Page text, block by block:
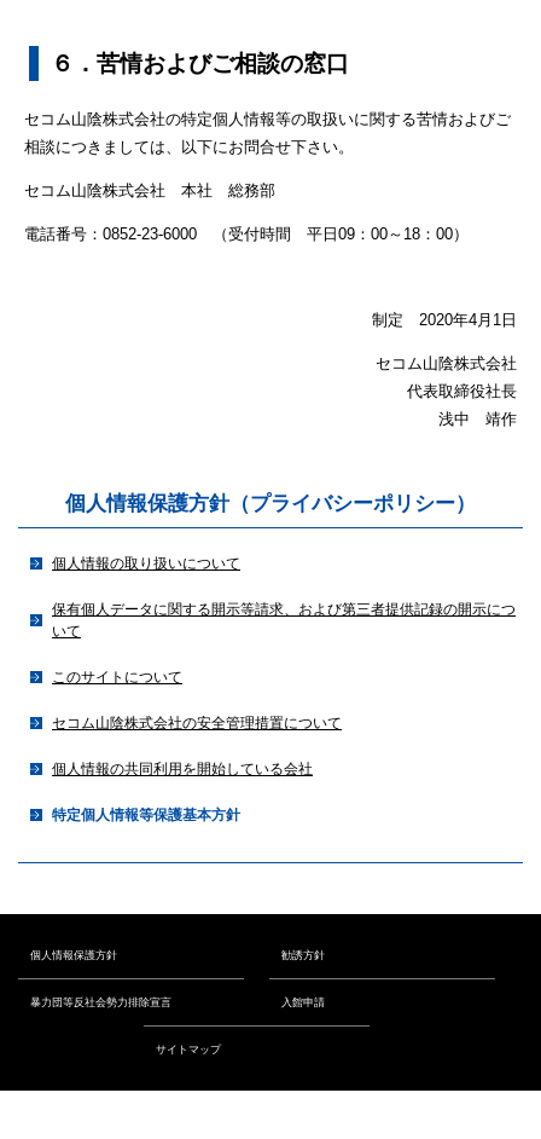
６．苦情およびご相談の窓口
セコム山陰株式会社の特定個人情報等の取扱いに関する苦情およびご
相談につきましては、以下にお問合せ下さい。
セコム山陰株式会社 本社 総務部
電話番号：0852-23-6000 （受付時間 平日09：00～18：00）
制定 2020年4月1日
セコム山陰株式会社
代表取締役社長
浅中 靖作
個人情報保護方針（プライバシーポリシー）
個人情報の取り扱いについて
保有個人データに関する開示等請求、および第三者提供記録の開示につ
いて
このサイトについて
セコム山陰株式会社の安全管理措置について
個人情報の共同利用を開始している会社
特定個人情報等保護基本方針
個人情報保護方針 勧誘方針
暴力団等反社会勢力排除宣言 入館申請
サイトマップ